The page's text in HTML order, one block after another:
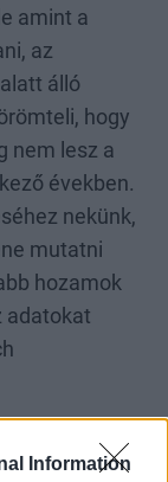
Information
amint a
az
álló
hogy
nem lesz a
években.
nekünk,
mutatni
hozamok
adatokat